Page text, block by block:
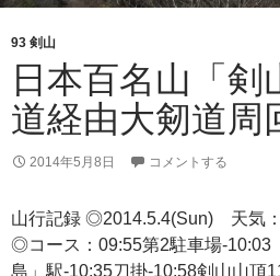
93 剣山
日本百名山「剣
道経由大剱道周
2014年5月8日 コメントする
山行記録 ◎2014.5.4(Sun) 天気
◎コース：09:55第2駐車場-10:03
島」駅-10:35刀掛-10:58剣山山頂